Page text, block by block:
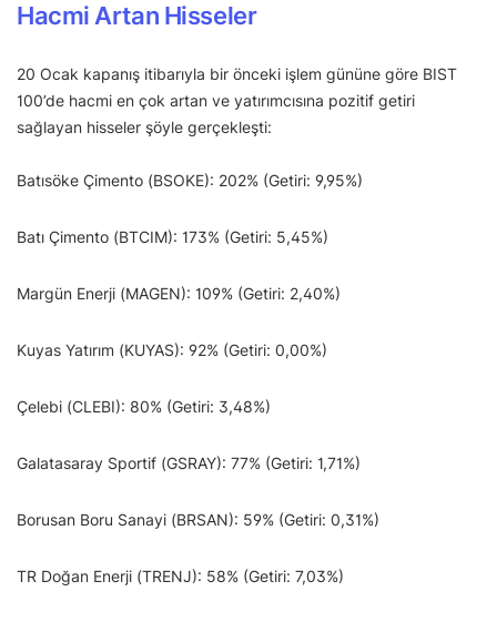
Hacmi Artan Hisseler
20 Ocak kapanış itibarıyla bir önceki işlem gününe göre BIST
100’de hacmi en çok artan ve yatırımcısına pozitif getiri
sağlayan hisseler şöyle gerçekleşti:
Batısöke Çimento (BSOKE): 202% (Getiri: 9,95%)
Batı Çimento (BTCIM): 173% (Getiri: 5,45%)
Margün Enerji (MAGEN): 109% (Getiri: 2,40%)
Kuyas Yatırım (KUYAS): 92% (Getiri: 0,00%)
Çelebi (CLEBI): 80% (Getiri: 3,48%)
Galatasaray Sportif (GSRAY): 77% (Getiri: 1,71%)
Borusan Boru Sanayi (BRSAN): 59% (Getiri: 0,31%)
TR Doğan Enerji (TRENJ): 58% (Getiri: 7,03%)